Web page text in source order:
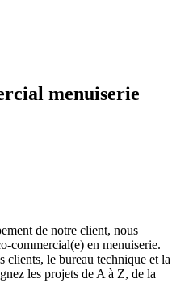
menuiserie
de notre client, nous
commercial(e) en menuiserie.
clients, le bureau technique et la
les projets de A à Z, de la